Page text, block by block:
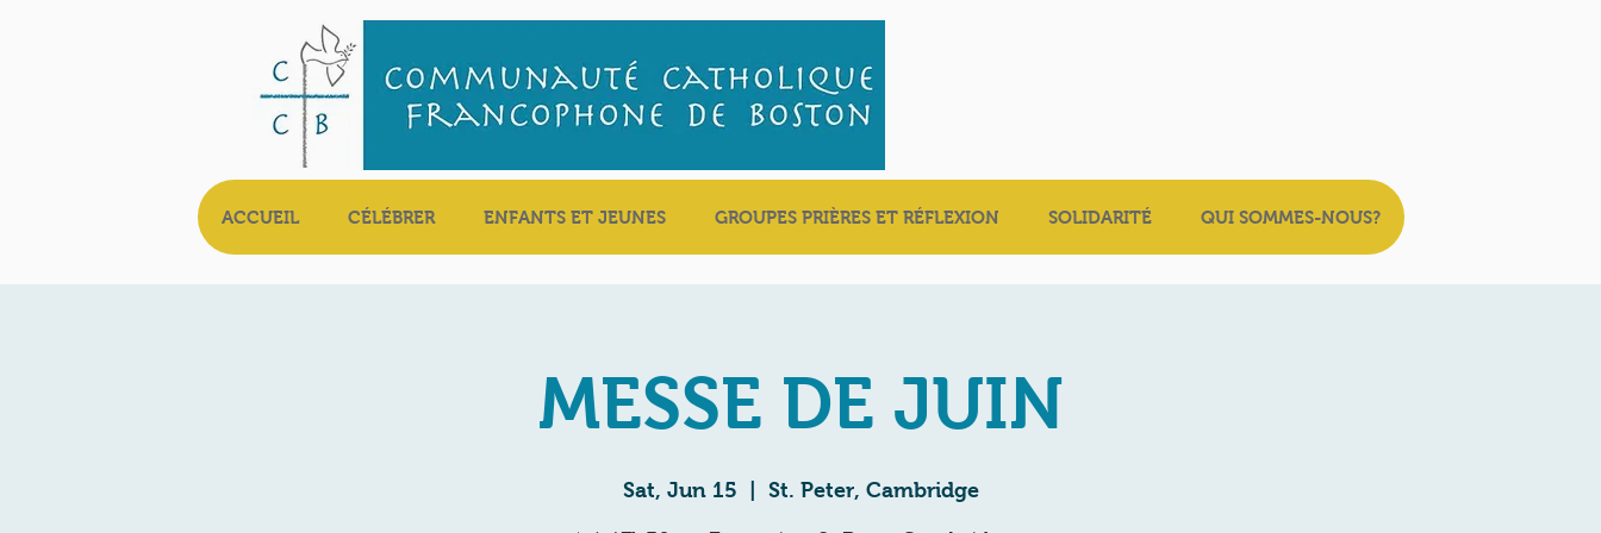
ACCUEIL CÉLÉBRER ENFANTS ET JEUNES GROUPES PRIÈRES ET RÉFLEXION SOLIDARITÉ QUI SOMMES-NOUS?
MESSE DE JUIN
Sat, Jun 15 St. Peter, Cambridge